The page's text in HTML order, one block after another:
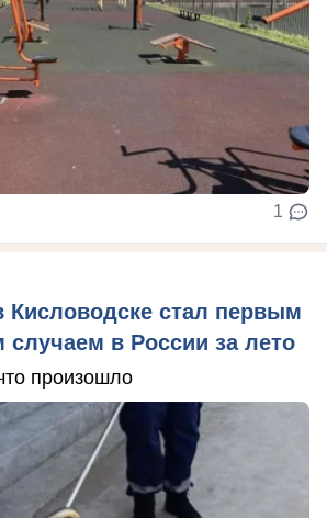
1
Кисловодске стал первым
в России за лето
произошло